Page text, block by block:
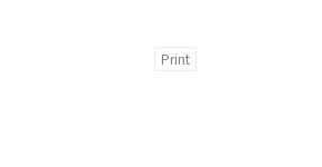
Print